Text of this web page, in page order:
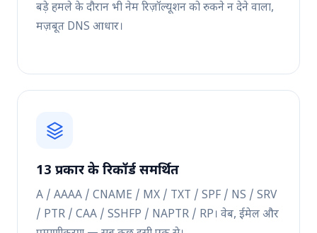
बड़े हमले के दौरान भी नेम रिज़ॉल्यूशन को रुकने न देने वाला,
मज़बूत DNS आधार।
13 प्रकार के रिकॉर्ड समर्थित
A / AAAA / CNAME / MX / TXT / SPF / NS / SRV
/ PTR / CAA / SSHFP / NAPTR / RP। वेब, ईमेल और